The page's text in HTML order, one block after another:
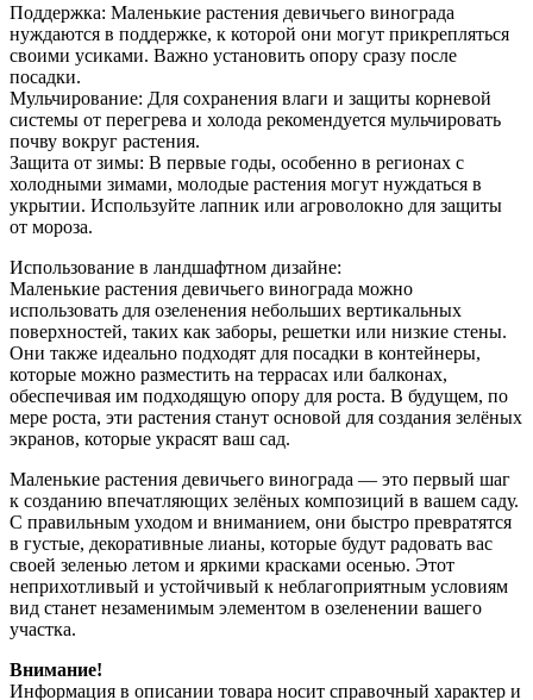
Поддержка: Маленькие растения девичьего винограда
нуждаются в поддержке, к которой они могут прикрепляться
своими усиками. Важно установить опору сразу после
посадки.
Мульчирование: Для сохранения влаги и защиты корневой
системы от перегрева и холода рекомендуется мульчировать
почву вокруг растения.
Защита от зимы: В первые годы, особенно в регионах с
холодными зимами, молодые растения могут нуждаться в
укрытии. Используйте лапник или агроволокно для защиты
от мороза.
Использование в ландшафтном дизайне:
Маленькие растения девичьего винограда можно
использовать для озеленения небольших вертикальных
поверхностей, таких как заборы, решетки или низкие стены.
Они также идеально подходят для посадки в контейнеры,
которые можно разместить на террасах или балконах,
обеспечивая им подходящую опору для роста. В будущем, по
мере роста, эти растения станут основой для создания зелёных
экранов, которые украсят ваш сад.
Маленькие растения девичьего винограда — это первый шаг
к созданию впечатляющих зелёных композиций в вашем саду.
С правильным уходом и вниманием, они быстро превратятся
в густые, декоративные лианы, которые будут радовать вас
своей зеленью летом и яркими красками осенью. Этот
неприхотливый и устойчивый к неблагоприятным условиям
вид станет незаменимым элементом в озеленении вашего
участка.
Внимание!
Информация в описании товара носит справочный характер и